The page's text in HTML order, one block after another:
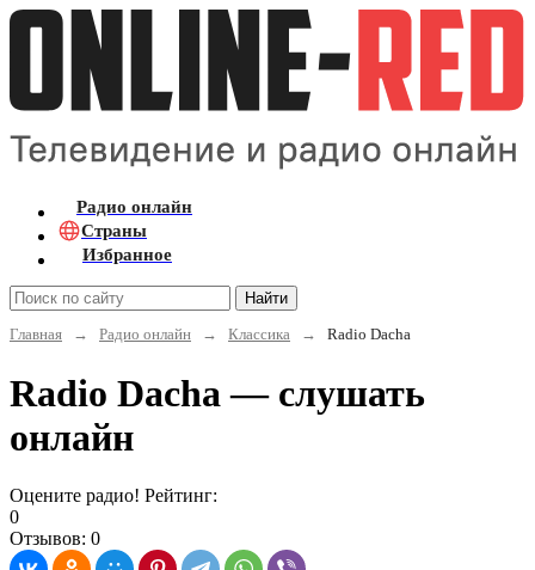
Радио онлайн
Страны
Избранное
Найти
Главная
→ Радио онлайн → Классика → Radio Dacha
Radio Dacha — слушать
онлайн
Оцените радио! Рейтинг:
0
Отзывов: 0